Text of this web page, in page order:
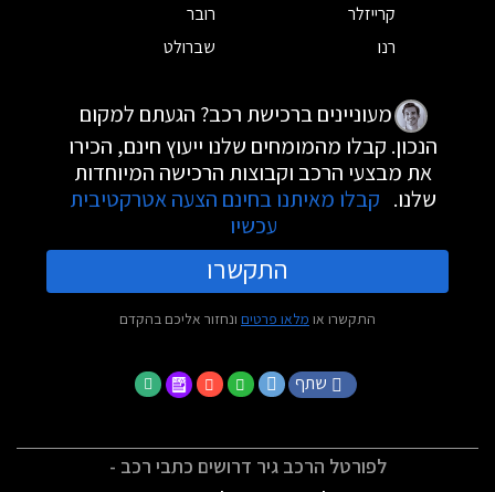
קרייזלר
רובר
רנו
שברולט
מעוניינים ברכישת רכב? הגעתם למקום
הנכון. קבלו מהמומחים שלנו ייעוץ חינם, הכירו
את מבצעי הרכב וקבוצות הרכישה המיוחדות
שלנו. קבלו מאיתנו בחינם הצעה אטרקטיבית
עכשיו
התקשרו
התקשרו או מלאו פרטים ונחזור אליכם בהקדם
שתף
לפורטל הרכב גיר דרושים כתבי רכב -